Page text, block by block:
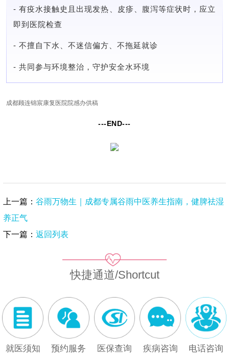
- 有疫水接触史且出现发热、皮疹、腹泻等症状时，应立
即到医院检查
- 不擅自下水、不迷信偏方、不拖延就诊
- 共同参与环境整治，守护安全水环境
成都顾连锦宸康复医院院感办供稿
---END---
上一篇： 谷雨万物生｜成都专属谷雨中医养生指南，健脾祛湿
养正气
下一篇： 返回列表
快捷通道/Shortcut
就医须知 预约服务 医保查询 疾病咨询 电话咨询